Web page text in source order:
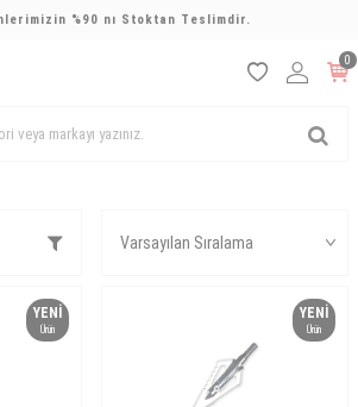
%90 nı Stoktan Teslimdir.
0
YENI
Ürün
YENI
Ürün